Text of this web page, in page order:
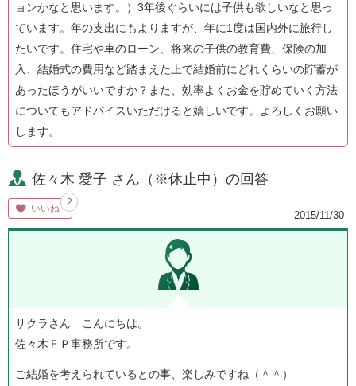
ョンかなと思います。）3年後ぐらいには子供も欲しいなと思っ
ています。年の支出にもよりますが、年に1度は国内外に旅行し
たいです。住宅や車のローン、将来の子供の教育費、保険の加
入、結婚式の費用など踏まえた上で結婚前にどれくらいの貯蓄が
あったほうがいいですか？また、効率よくお金を貯めていく方法
についてもアドバイスいただけると嬉しいです。よろしくお願い
します。
佐々木 愛子 さん（※休止中）の回答
いいね
2
2015/11/30
サクラさん こんにちは。
佐々木ＦＰ事務所です。
ご結婚を考えられているとの事、楽しみですね（＾＾）